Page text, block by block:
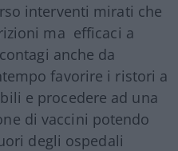
interventi mirati che
ma efficaci a
anche da
favorire i ristori a
e procedere ad una
di vaccini potendo
degli ospedali